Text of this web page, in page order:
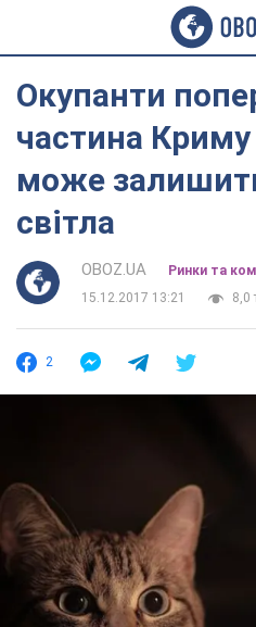
Окупанти
частина
може
світла
OBOZ.UA
Ринки та
15.12.2017 13:21
8,0
2